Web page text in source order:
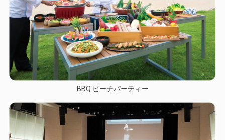
BBQ ビーチパーティー